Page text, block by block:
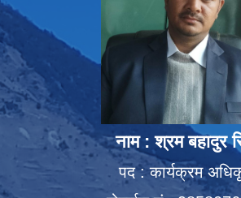
नाम : श्रम बहादुर
पद : कार्यक्रम